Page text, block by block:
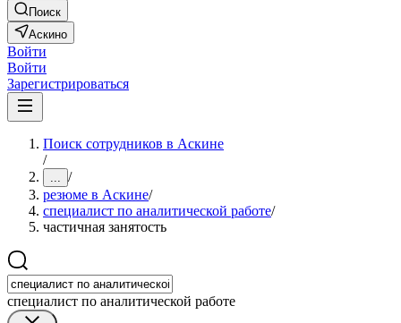
Поиск
Аскино
Войти
Войти
Зарегистрироваться
Поиск сотрудников в Аскине
/
... /
резюме в Аскине/
специалист по аналитической работе/
частичная занятость
специалист по аналитической работе